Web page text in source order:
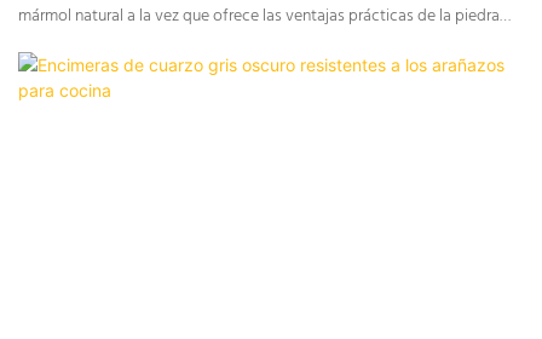
mármol natural a la vez que ofrece las ventajas prácticas de la piedra
artificial. Con una variedad de vetas y texturas, esta colección se adapta
a una amplia gama de estilos de diseño, desde los más atrevidos y